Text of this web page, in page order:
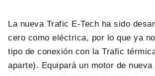
La nueva Trafic E-Tech ha sido
cero como eléctrica, por lo que ya
tipo de conexión con la Trafic
aparte). Equipará un motor de nueva